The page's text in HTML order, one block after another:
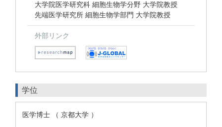
大学院医学研究科 細胞生物学分野 大学院教授
先端医学研究所 細胞生物学部門 大学院教授
外部リンク
学位
医学博士 （ 京都大学 ）